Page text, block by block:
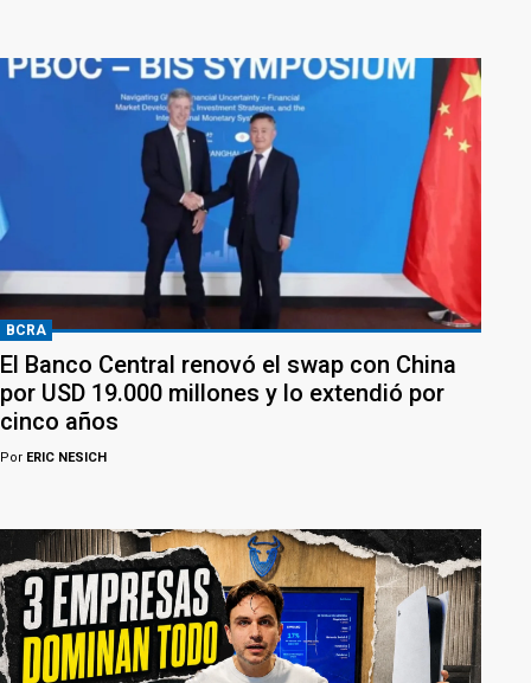
BCRA
El Banco Central renovó el swap con China
por USD 19.000 millones y lo extendió por
cinco años
Por ERIC NESICH